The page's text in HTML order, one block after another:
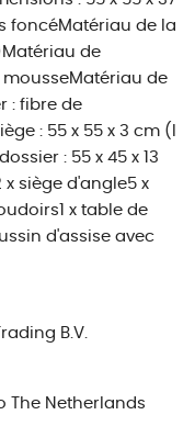
foncéMatériau de la
de
de
: fibre de
: 55 x 55 x 3 cm (l
: 55 x 45 x 13
x siège d'angle5 x
x table de
d'assise avec
B.V.
The Netherlands